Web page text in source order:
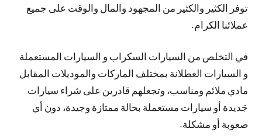
توفر الكثير والكثير من المجهود والمال والوقت على جميع
عملائنا الكرام.
في التخلص من السيارات السكراب و السيارات المستعملة
و السيارات العطلانة بمختلف الماركات والموديلات المقابل
مادي ملائم ومناسب، وتجعلهم قادرين على شراء سيارات
جَديدة أو سيارات مستعملة بحالة ممتازة وجيدة، دون أي
صعوبة أو مشكلة.